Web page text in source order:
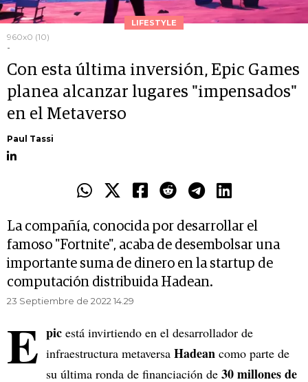
LIFESTYLE
960x0 (10)
-
Con esta última inversión, Epic Games
planea alcanzar lugares "impensados"
en el Metaverso
Paul Tassi
La compañía, conocida por desarrollar el
famoso "Fortnite", acaba de desembolsar una
importante suma de dinero en la startup de
computación distribuida Hadean.
23 Septiembre de 2022 14.29
E pic está invirtiendo en el desarrollador de
infraestructura metaversa Hadean como parte de
su última ronda de financiación de 30 millones de